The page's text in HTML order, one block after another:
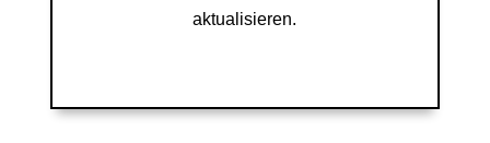
aktualisieren.